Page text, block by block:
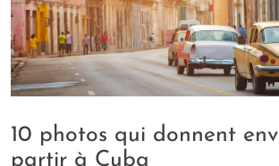
10 photos qui donnent
partir à Cuba